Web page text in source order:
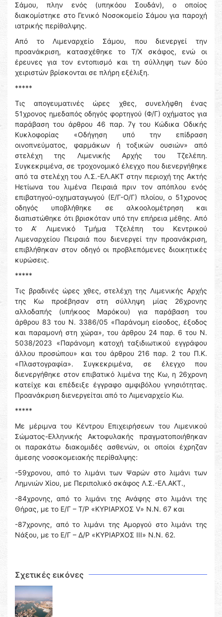
Σάμου, πλην ενός (υπηκόου Σουδάν), ο οποίος
διακομίστηκε στο Γενικό Νοσοκομείο Σάμου για παροχή
ιατρικής περίθαλψης.
Από το Λιμεναρχείο Σάμου, που διενεργεί την
προανάκριση, κατασχέθηκε το Τ/Χ σκάφος, ενώ οι
έρευνες για τον εντοπισμό και τη σύλληψη των δύο
χειριστών βρίσκονται σε πλήρη εξέλιξη.
*****
Τις απογευματινές ώρες χθες, συνελήφθη ένας
51χρονος ημεδαπός οδηγός φορτηγού (Φ/Γ) οχήματος για
παράβαση του άρθρου 46 παρ. 7γ του Κώδικα Οδικής
Κυκλοφορίας «Οδήγηση υπό την επίδραση
οινοπνεύματος, φαρμάκων ή τοξικών ουσιών» από
στελέχη της Λιμενικής Αρχής του Τζελέπη.
Συγκεκριμένα, σε τροχονομικό έλεγχο που διενεργήθηκε
από τα στελέχη του Λ.Σ.-ΕΛ.ΑΚΤ στην περιοχή της Ακτής
Ηετίωνα του λιμένα Πειραιά πριν τον απόπλου ενός
επιβατηγού-οχηματαγωγού (Ε/Γ-Ο/Γ) πλοίου, ο 51χρονος
οδηγός υποβλήθηκε σε αλκοολομέτρηση και
διαπιστώθηκε ότι βρισκόταν υπό την επήρεια μέθης. Από
το Α’ Λιμενικό Τμήμα Τζελέπη του Κεντρικού
Λιμεναρχείου Πειραιά που διενεργεί την προανάκριση,
επιβλήθηκαν στον οδηγό οι προβλεπόμενες διοικητικές
κυρώσεις.
*****
Τις βραδινές ώρες χθες, στελέχη της Λιμενικής Αρχής
της Κω προέβησαν στη σύλληψη μίας 26χρονης
αλλοδαπής (υπήκοος Μαρόκου) για παράβαση του
άρθρου 83 του Ν. 3386/05 «Παράνομη είσοδος, έξοδος
και παραμονή στη χώρα», του άρθρου 24 παρ. 6 του Ν.
5038/2023 «Παράνομη κατοχή ταξιδιωτικού εγγράφου
άλλου προσώπου» και του άρθρου 216 παρ. 2 του Π.Κ.
«Πλαστογραφία». Συγκεκριμένα, σε έλεγχο που
διενεργήθηκε στον επιβατικό λιμένα της Κω, η 26χρονη
κατείχε και επέδειξε έγγραφο αμφιβόλου γνησιότητας.
Προανάκριση διενεργείται από το Λιμεναρχείο Κω.
*****
Με μέριμνα του Κέντρου Επιχειρήσεων του Λιμενικού
Σώματος-Ελληνικής Ακτοφυλακής πραγματοποιήθηκαν
οι παρακάτω διακομιδές ασθενών, οι οποίοι έχρηζαν
άμεσης νοσοκομειακής περίθαλψης:
-59χρονου, από το λιμάνι των Ψαρών στο λιμάνι των
Λημνιών Χίου, με Περιπολικό σκάφος Λ.Σ.-ΕΛ.ΑΚΤ.,
-84χρονης, από το λιμάνι της Ανάφης στο λιμάνι της
Θήρας, με το Ε/Γ – Τ/Ρ «ΚΥΡΙΑΡΧΟΣ V» Ν.N. 67 και
-87χρονης, από το λιμάνι της Αμοργού στο λιμάνι της
Νάξου, με το Ε/Γ – Δ/Ρ «ΚΥΡΙΑΡΧΟΣ III» Ν.N. 62.
Σχετικές εικόνες